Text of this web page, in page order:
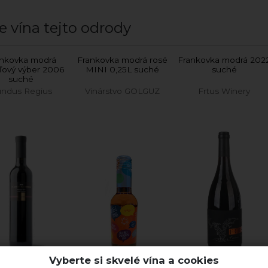
vína tejto odrody
modrá
výber 2006
suché
Regius
Frankovka modrá rosé
MINI 0,25L suché
Vinárstvo GOLGUZ
Frankovka modrá
suché
Frtus Winery
Vyberte si skvelé vína a cookies